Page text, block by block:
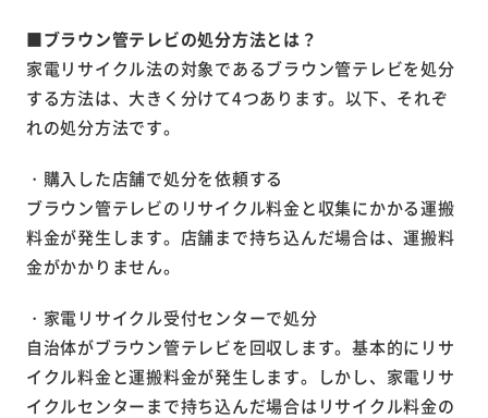
■ブラウン管テレビの処分方法とは？
家電リサイクル法の対象であるブラウン管テレビを処分
する方法は、大きく分けて4つあります。以下、それぞ
れの処分方法です。
・購入した店舗で処分を依頼する
ブラウン管テレビのリサイクル料金と収集にかかる運搬
料金が発生します。店舗まで持ち込んだ場合は、運搬料
金がかかりません。
・家電リサイクル受付センターで処分
自治体がブラウン管テレビを回収します。基本的にリサ
イクル料金と運搬料金が発生します。しかし、家電リサ
イクルセンターまで持ち込んだ場合はリサイクル料金の